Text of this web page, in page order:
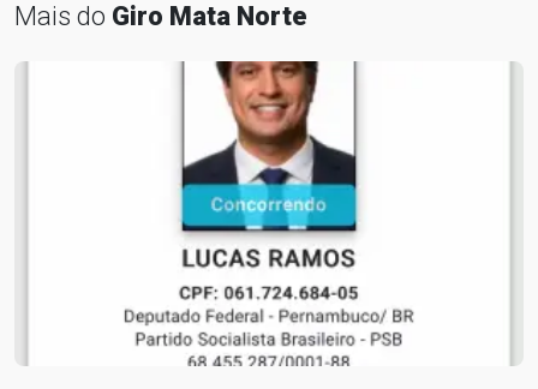
Mais do Giro Mata Norte